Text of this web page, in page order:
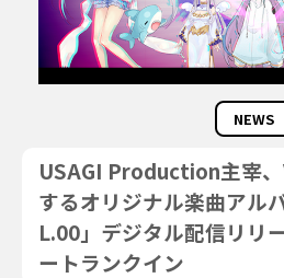
NEWS
USAGI Production主宰
するオリジナル楽曲アル
L.00」デジタル配信リリ
ートランクイン